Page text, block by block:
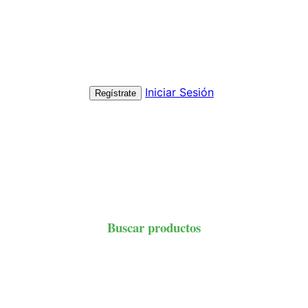
Regístrate Iniciar Sesión
Buscar productos